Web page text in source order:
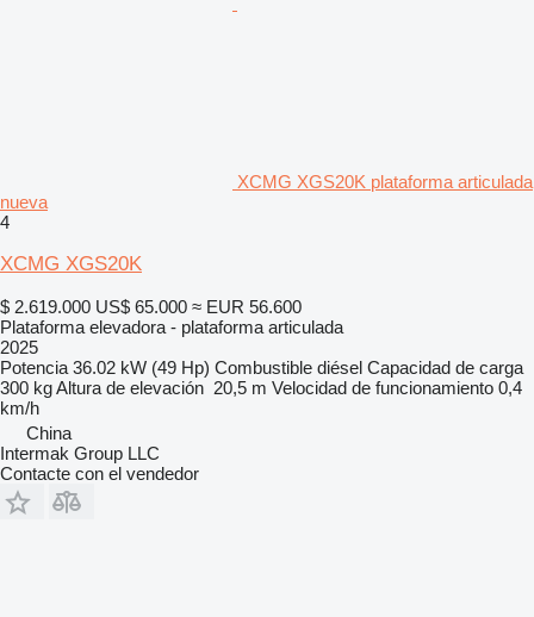
XCMG XGS20K plataforma articulada
nueva
4
XCMG XGS20K
$ 2.619.000 US$ 65.000 ≈ EUR 56.600
Plataforma elevadora - plataforma articulada
2025
Potencia 36.02 kW (49 Hp) Combustible diésel Capacidad de carga
300 kgAltura de elevación 20,5 m Velocidad de funcionamiento 0,4
km/h
China
Intermak Group LLC
Contacte con el vendedor